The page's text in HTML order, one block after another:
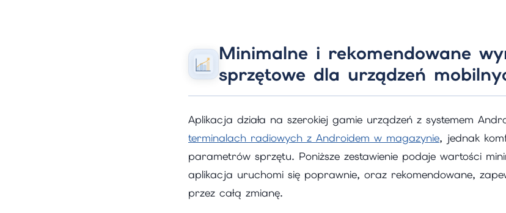
Minimalne i rekomendowane
sprzętowe dla urządzeń
Aplikacja działa na szerokiej gamie urządzeń z systemem
terminalach radiowych z Androidem w magazynie, jednak
parametrów sprzętu. Poniższe zestawienie podaje wartości
aplikacja uruchomi się poprawnie, oraz rekomendowane,
przez całą zmianę.